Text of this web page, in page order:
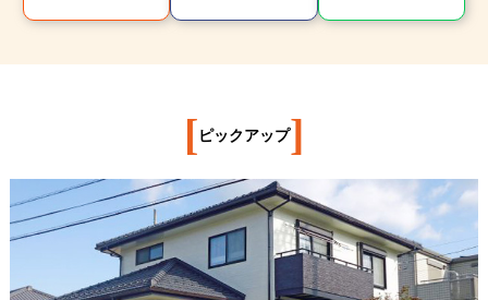
[ ピックアップ]